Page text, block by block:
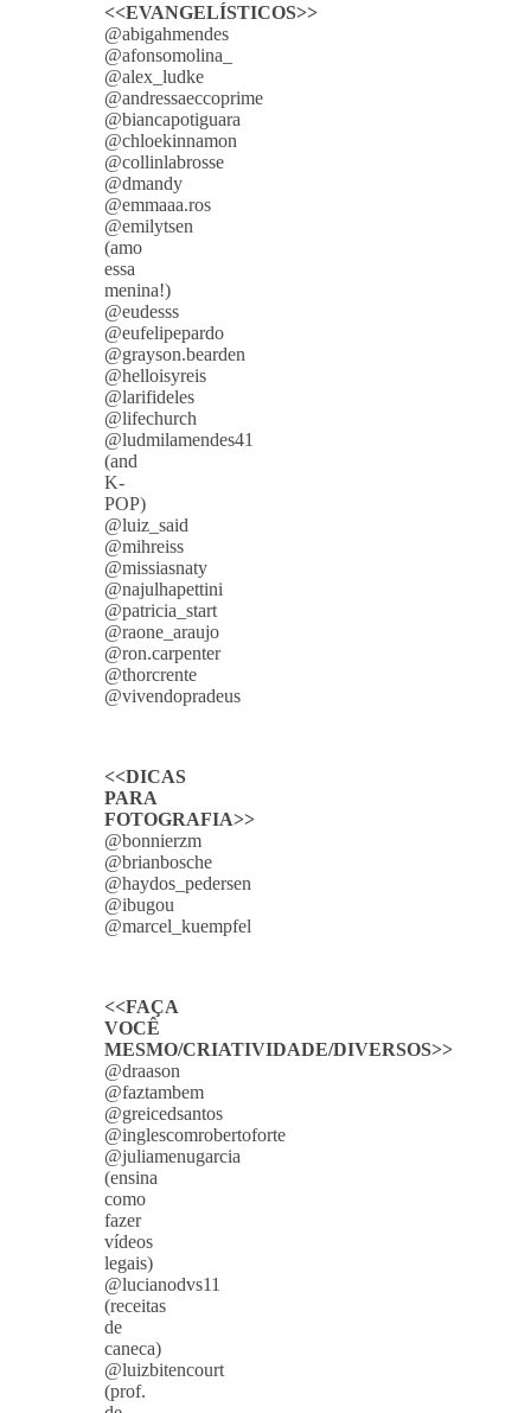
<<EVANGELÍSTICOS>>
@abigahmendes
@afonsomolina_
@alex_ludke
@andressaeccoprime
@biancapotiguara
@chloekinnamon
@collinlabrosse
@dmandy
@emmaaa.ros
@emilytsen
(amo
essa
menina!)
@eudesss
@eufelipepardo
@grayson.bearden
@helloisyreis
@larifideles
@lifechurch
@ludmilamendes41
(and
K-
POP)
@luiz_said
@mihreiss
@missiasnaty
@najulhapettini
@patricia_start
@raone_araujo
@ron.carpenter
@thorcrente
@vivendopradeus
<<DICAS
PARA
FOTOGRAFIA>>
@bonnierzm
@brianbosche
@haydos_pedersen
@ibugou
@marcel_kuempfel
<<FAÇA
VOCÊ
MESMO/CRIATIVIDADE/DIVERSOS>>
@draason
@faztambem
@greicedsantos
@inglescomrobertoforte
@juliamenugarcia
(ensina
como
fazer
vídeos
legais)
@lucianodvs11
(receitas
de
caneca)
@luizbitencourt
(prof.